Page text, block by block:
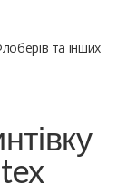
та інших